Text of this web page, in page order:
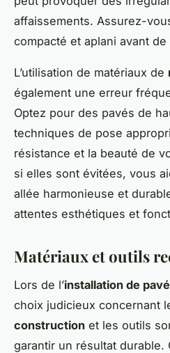
affaissements. Assurez-
compacté et aplani avant
L’utilisation de matériaux de
également une erreur
Optez pour des pavés de
techniques de pose
résistance et la beauté de
si elles sont évitées, vous
allée harmonieuse et
attentes esthétiques et
Matériaux et outils
Lors de l’installation de
choix judicieux concernant
construction et les outils
garantir un résultat durable.